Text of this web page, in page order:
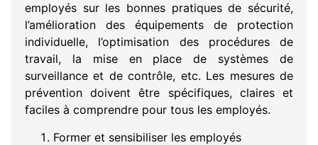
employés sur les bonnes pratiques de sécurité,
l’amélioration des équipements de protection
individuelle, l’optimisation des procédures de
travail, la mise en place de systèmes de
surveillance et de contrôle, etc. Les mesures de
prévention doivent être spécifiques, claires et
faciles à comprendre pour tous les employés.
Former et sensibiliser les employés